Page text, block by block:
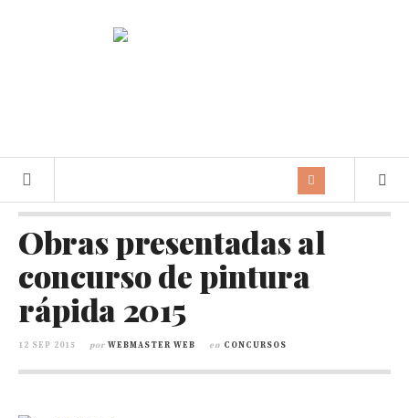
Obras presentadas al
concurso de pintura
rápida 2015
12 SEP 2015 por WEBMASTER WEB en CONCURSOS